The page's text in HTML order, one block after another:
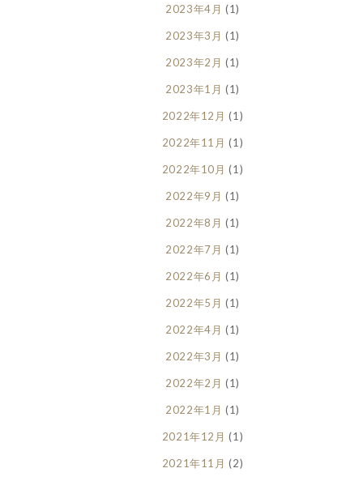
2023年4月 (1)
2023年3月 (1)
2023年2月 (1)
2023年1月 (1)
2022年12月 (1)
2022年11月 (1)
2022年10月 (1)
2022年9月 (1)
2022年8月 (1)
2022年7月 (1)
2022年6月 (1)
2022年5月 (1)
2022年4月 (1)
2022年3月 (1)
2022年2月 (1)
2022年1月 (1)
2021年12月 (1)
2021年11月 (2)